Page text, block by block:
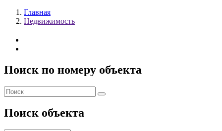
Главная
Недвижимость
Поиск по номеру объекта
Поиск объекта